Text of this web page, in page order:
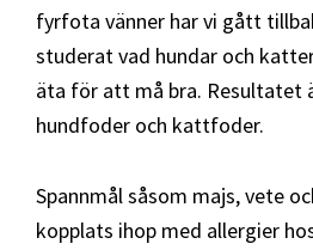
fyrfota vänner har vi gått
studerat vad hundar och
äta för att må bra. Resultatet
hundfoder och kattfoder.
Spannmål såsom majs, vete
kopplats ihop med allergier